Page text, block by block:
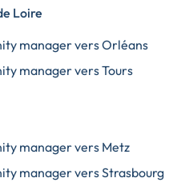
Loire
manager vers Orléans
manager vers Tours
manager vers Metz
manager vers Strasbourg